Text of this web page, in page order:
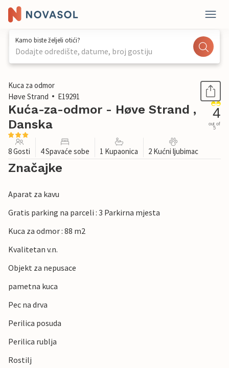
Kamo biste željeli otići?
Dodajte odredište, datume, broj gostiju
1 / 29
Kuca za odmor
Høve Strand
E19291
Kuća-za-odmor - Høve Strand ,
Danska
4
out of
5
8 Gosti 4 Spavaće sobe 1 Kupaonica 2 Kućni ljubimac
Značajke
Aparat za kavu
Gratis parking na parceli : 3 Parkirna mjesta
Kuca za odmor : 88 m2
Kvalitetan v.n.
Objekt za nepusace
pametna kuca
Pec na drva
Perilica posuda
Perilica rublja
Rostilj